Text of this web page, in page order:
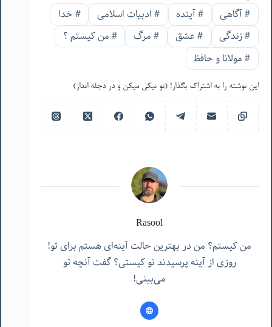
#آگاهی #آینده #ادبیات اسلامی #خدا
#زندگی #عشق #مرگ #من‌ کیستم ؟
#مولانا و حافظ
این نوشته را به اشتراک بگذار! (تو نیکی میکن و در دجله انداز)
Rasool
من کیستم؟ من در بهترین حالت آینه‌ای هستم برای تو!
روزی از آینه پرسیدند تو کیستی؟ گفت آنچه تو
می‌بینی!